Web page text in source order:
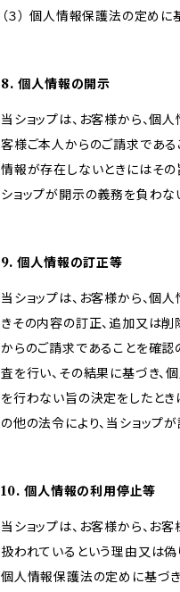
（３） 個人情報保護法の定め
8. 個人情報の開示
当ショップは、お客様から、個
客様ご本人からのご請求である
情報が存在しないときにはその
ショップが開示の義務を負わな
9. 個人情報の訂正等
当ショップは、お客様から、個
きその内容の訂正、追加又は削
からのご請求であることを確
査を行い、その結果に基づき、
を行わない旨の決定をしたとき
の他の法令により、当ショップ
10. 個人情報の利用停止等
当ショップは、お客様から、お
扱われているという理由又は偽
個人情報保護法の定めに基づき